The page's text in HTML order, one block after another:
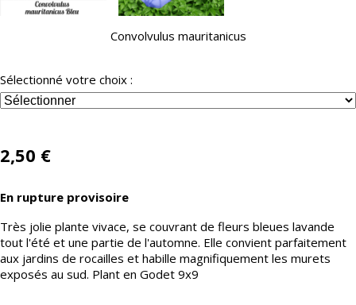
Convolvulus mauritanicus
Sélectionné votre choix :
2,50 €
En rupture provisoire
Très jolie plante vivace, se couvrant de fleurs bleues lavande
tout l'été et une partie de l'automne. Elle convient parfaitement
aux jardins de rocailles et habille magnifiquement les murets
exposés au sud. Plant en Godet 9x9